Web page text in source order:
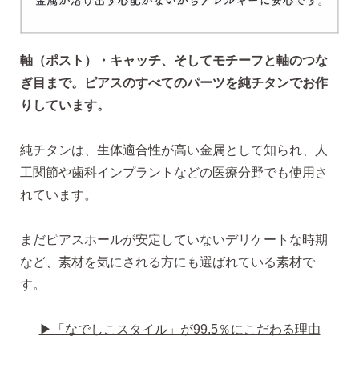
ピアス初心者さんの素朴な疑問を解消です
（初回のみ）。
2）
ピアスホールのお悩み相談室
約8,000件！
3）
10日間返品保証
チタン純度99.5%、素材に自信あり！
件！
4）
キャッチの予備
軸（ポスト）・キャッチ、そしてモチーフと軸のつな
ぎ目まで。ピアスのすべてのパーツを純チタンでお作
りしています。
純チタンは、生体適合性が高い金属として知られ、人
工関節や歯科インプラントなどの医療分野でも使用さ
れています。
まだピアスホールが安定していないデリケートな時期
など、素材を気にされる方にも選ばれている素材で
す。
▶「なでしこスタイル」が99.5％にこだわる理由